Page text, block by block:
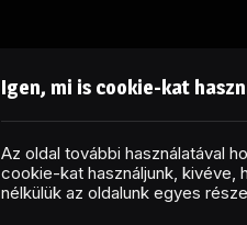
Igen, mi is cookie-kat
Az oldal további használatával
cookie-kat használjunk, kivéve,
nélkülük az oldalunk egyes